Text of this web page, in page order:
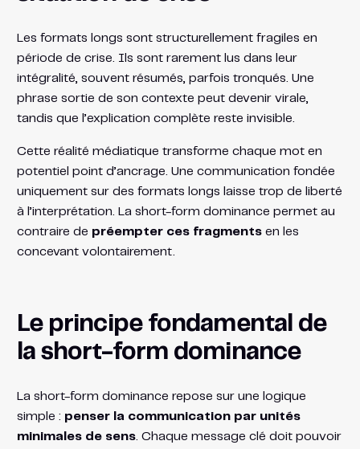
Les formats longs sont structurellement fragiles en
période de crise. Ils sont rarement lus dans leur
intégralité, souvent résumés, parfois tronqués. Une
phrase sortie de son contexte peut devenir virale,
tandis que l’explication complète reste invisible.
Cette réalité médiatique transforme chaque mot en
potentiel point d’ancrage. Une communication fondée
uniquement sur des formats longs laisse trop de liberté
à l’interprétation. La short-form dominance permet au
contraire de préempter ces fragmentsen les
concevant volontairement.
Le principe fondamental de
la short-form dominance
La short-form dominance repose sur une logique
simple : penser la communication par unités
minimales de sens. Chaque message clé doit pouvoir